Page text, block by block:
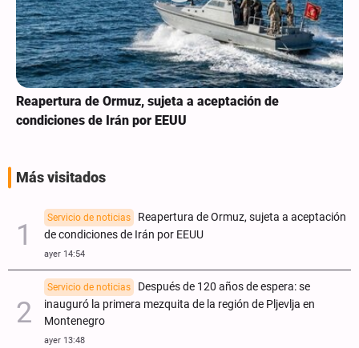
Reapertura de Ormuz, sujeta a aceptación de
condiciones de Irán por EEUU
Más visitados
Servicio de noticias
Reapertura de Ormuz, sujeta a aceptación
de condiciones de Irán por EEUU
ayer 14:54
Servicio de noticias
Después de 120 años de espera: se
inauguró la primera mezquita de la región de Pljevlja en
Montenegro
ayer 13:48